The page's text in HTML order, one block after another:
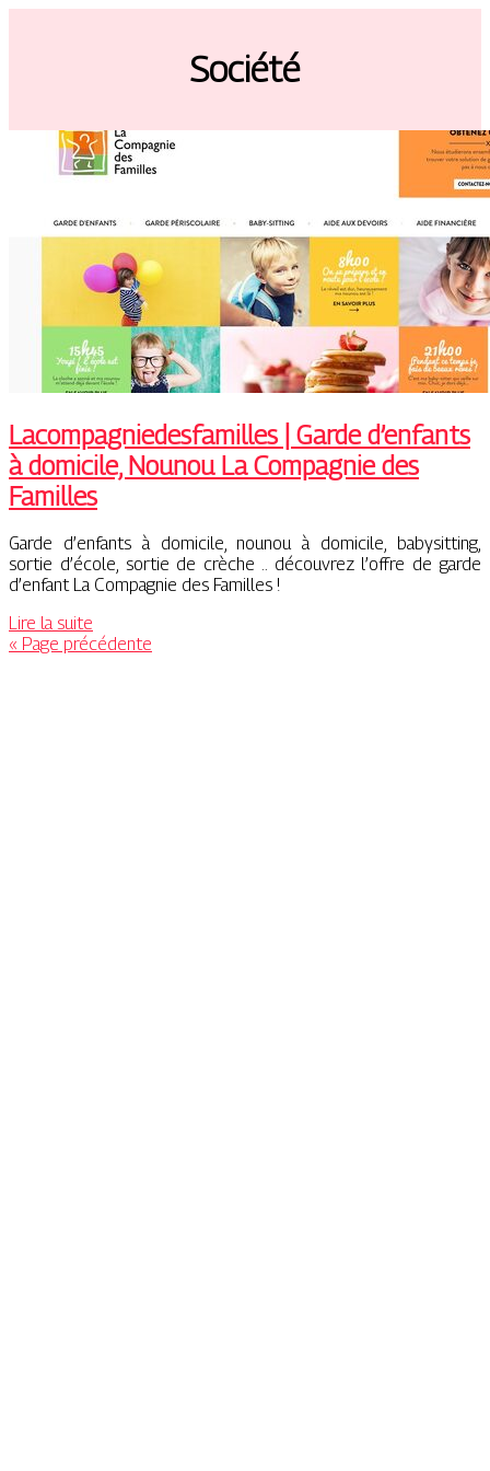
Société
Lacom­pagniedesfa­mil­les | Garde d’enfants
à domicile, Nounou La Compagnie des
Familles
Garde d’enfants à domicile, nounou à domicile, babysitting,
sortie d’école, sortie de crèche .. découvrez l’offre de garde
d’enfant La Compagnie des Familles !
Lire la suite
« Page précédente